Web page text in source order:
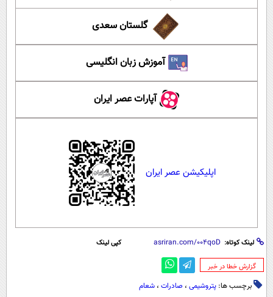
گلستان سعدی
آموزش زبان انگلیسی
آپارات عصر ایران
اپلیکیشن عصر ایران
لینک کوتاه: کپی لینک
‌گزارش خطا در خبر
برچسب ها: پتروشیمی ، صادرات ، شعام